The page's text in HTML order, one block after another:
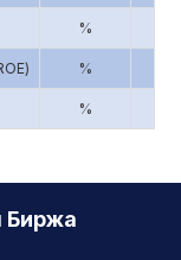
%
%
%
Биржа